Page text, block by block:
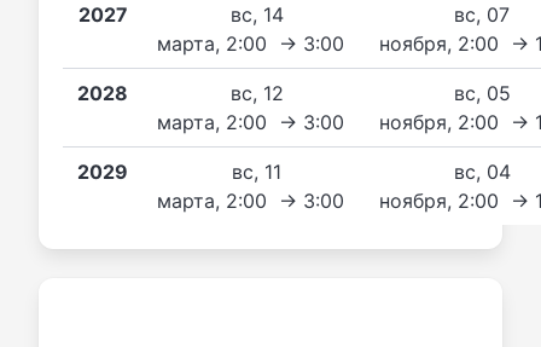
2027
вс, 14
марта, 2:00 → 3:00
вс, 07
ноября, 2:00 →
2028
вс, 12
марта, 2:00 → 3:00
вс, 05
ноября, 2:00 →
2029
вс, 11
марта, 2:00 → 3:00
вс, 04
ноября, 2:00 →